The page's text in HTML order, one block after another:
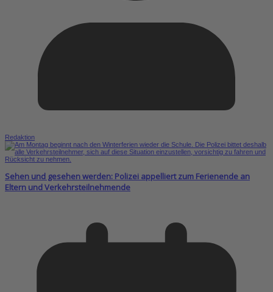
Redaktion
Sehen und gesehen werden: Polizei appelliert zum Ferienende an
Eltern und Verkehrsteilnehmende